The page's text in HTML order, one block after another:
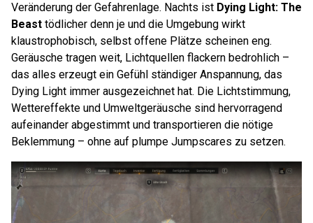
Veränderung der Gefahrenlage. Nachts ist Dying Light: The
Beast tödlicher denn je und die Umgebung wirkt
klaustrophobisch, selbst offene Plätze scheinen eng.
Geräusche tragen weit, Lichtquellen flackern bedrohlich –
das alles erzeugt ein Gefühl ständiger Anspannung, das
Dying Light immer ausgezeichnet hat. Die Lichtstimmung,
Wettereffekte und Umweltgeräusche sind hervorragend
aufeinander abgestimmt und transportieren die nötige
Beklemmung – ohne auf plumpe Jumpscares zu setzen.